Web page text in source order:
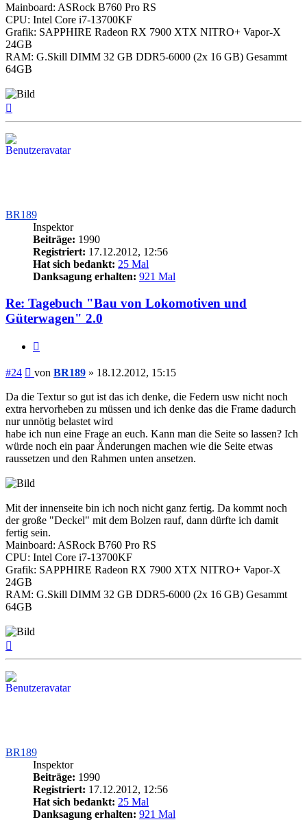
Mainboard: ASRock B760 Pro RS
CPU: Intel Core i7-13700KF
Grafik: SAPPHIRE Radeon RX 7900 XTX NITRO+ Vapor-X
24GB
RAM: G.Skill DIMM 32 GB DDR5-6000 (2x 16 GB) Gesammt
64GB
BR189
Inspektor
Beiträge: 1990
Registriert: 17.12.2012, 12:56
Hat sich bedankt: 25 Mal
Danksagung erhalten: 921 Mal
Re: Tagebuch "Bau von Lokomotiven und
Güterwagen" 2.0
#24 Beitrag
von BR189 » 18.12.2012, 15:15
Da die Textur so gut ist das ich denke, die Federn usw nicht noch
extra hervorheben zu müssen und ich denke das die Frame dadurch
nur unnötig belastet wird
habe ich nun eine Frage an euch. Kann man die Seite so lassen? Ich
würde noch ein paar Änderungen machen wie die Seite etwas
raussetzen und den Rahmen unten ansetzen.
Mit der innenseite bin ich noch nicht ganz fertig. Da kommt noch
der große "Deckel" mit dem Bolzen rauf, dann dürfte ich damit
fertig sein.
Mainboard: ASRock B760 Pro RS
CPU: Intel Core i7-13700KF
Grafik: SAPPHIRE Radeon RX 7900 XTX NITRO+ Vapor-X
24GB
RAM: G.Skill DIMM 32 GB DDR5-6000 (2x 16 GB) Gesammt
64GB
BR189
Inspektor
Beiträge: 1990
Registriert: 17.12.2012, 12:56
Hat sich bedankt: 25 Mal
Danksagung erhalten: 921 Mal